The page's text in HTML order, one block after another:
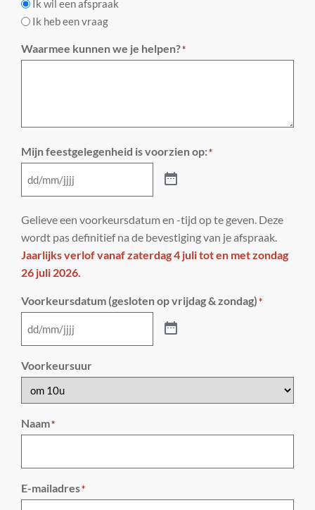
Ik wil een afspraak
Ik heb een vraag
Waarmee kunnen we je helpen?*
Mijn feestgelegenheid is voorzien op:*
Gelieve een voorkeursdatum en -tijd op te geven. Deze
wordt pas definitief na de bevestiging van je afspraak.
Jaarlijks verlof vanaf zaterdag 4 juli tot en met zondag
26 juli 2026.
Voorkeursdatum (gesloten op vrijdag & zondag)*
Voorkeursuur
Naam*
E-mailadres*